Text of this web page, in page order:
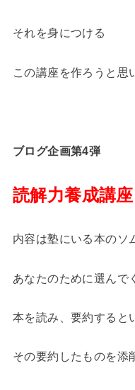
それを身につける
この講座を作ろうと思
ブログ企画第4弾
読解力養成講座
内容は塾にいる本のソ
あなたのために選んで
本を読み、要約すると
その要約したものを添